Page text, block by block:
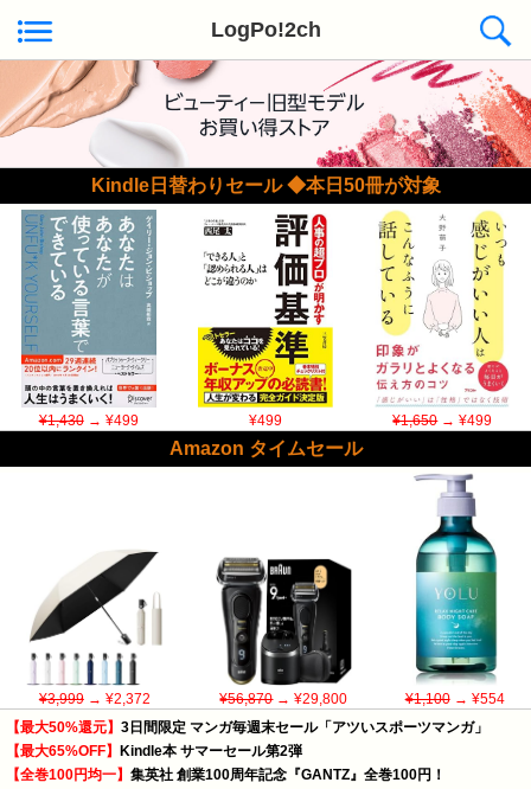
LogPo!2ch
Kindle日替わりセール ◆本日50冊が対象
¥1,430→ ¥499 ¥499 ¥1,650→ ¥499
Amazon タイムセール
¥3,999→ ¥2,372 ¥56,870→ ¥29,800 ¥1,100→ ¥554
【最大50%還元】 3日間限定 マンガ毎週末セール「アツいスポーツマンガ」
【最大65%OFF】
Kindle本 サマーセール第2弾
【全巻100円均一】 集英社 創業100周年記念『GANTZ』全巻100円！